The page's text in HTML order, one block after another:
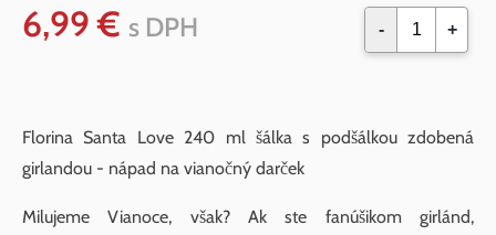
6,99 € s DPH - +
Florina Santa Love 240 ml šálka s podšálkou zdobená
girlandou - nápad na vianočný darček
Milujeme Vianoce, však? Ak ste fanúšikom girlánd,